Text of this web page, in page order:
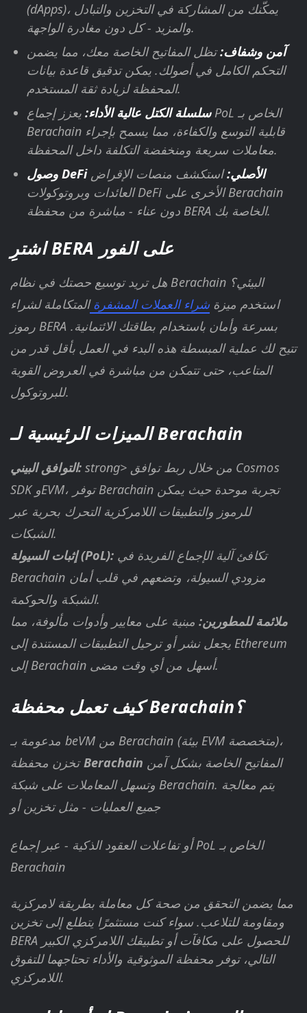
(dApps)، يمكّنك من المشاركة في التخزين والتبادل
والمزيد - كل دون مغادرة الواجهة.
آمن وشفاف:تظل المفاتيح الخاصة معك، مما يضمن
التحكم الكامل في أصولك. يمكن تدقيق قاعدة بيانات
المحفظة لزيادة ثقة المستخدم.
سلسلة الكتل عالية الأداء: يعزز إجماع PoL الخاص بـ
Berachain قابلية التوسع والكفاءة، مما يسمح بإجراء
معاملات سريعة ومنخفضة التكلفة داخل المحفظة.
وصول DeFi الأصلي:استكشف منصات الإقراض
العائدات وبروتوكولات DeFi الأخرى على Berachain
دون عناء - مباشرة من محفظة BERA الخاصة بك.
اشترِ BERA على الفور
هل تريد توسيع حصتك في نظام Berachain البيئي؟
استخدم ميزةشراء العملات المشفرةالمتكاملة لشراء
رموز BERA بسرعة وأمان باستخدام بطاقتك الائتمانية.
تتيح لك عملية المبسطة هذه البدء في العمل بأقل قدر من
المتاعب، حتى تتمكن من مباشرة في العروض القوية
للبروتوكول.
الميزات الرئيسية لـ Berachain
التوافق البيني: strong> من خلال ربط توافق Cosmos
SDK وEVM، توفر Berachain تجربة موحدة حيث يمكن
للرموز والتطبيقات اللامركزية التحرك بحرية عبر
الشبكات.
إثبات السيولة (PoL): تكافئ آلية الإجماع الفريدة في
Berachain مزودي السيولة، وتضعهم في قلب أمان
الشبكة والحوكمة.
ملائمة للمطورين: مبنية على معايير وأدوات مألوفة، مما
يجعل نشر أو ترحيل التطبيقات المستندة إلى Ethereum
إلى Berachain أسهل من أي وقت مضى.
كيف تعمل محفظة Berachain؟
beVM من Berachain (بيئة EVM متخصصة)،
تخزن محفظةBerachain المفاتيح الخاصة بشكل آمن
وتسهل المعاملات على شبكة Berachain. يتم معالجة
جميع العمليات - مثل تخزين أو
أو تفاعلات العقود الذكية - عبر إجماع PoL الخاص بـ
Berachain
مما يضمن التحقق من صحة كل معاملة بطريقة لامركزية
ومقاومة للتلاعب. سواء كنت مستثمرًا يتطلع إلى تخزين
BERA للحصول على مكافآت أو تطبيقك اللامركزي الكبير
التالي، توفر محفظة الموثوقية والأداء تحتاجهما للتفوق
اللامركزي.